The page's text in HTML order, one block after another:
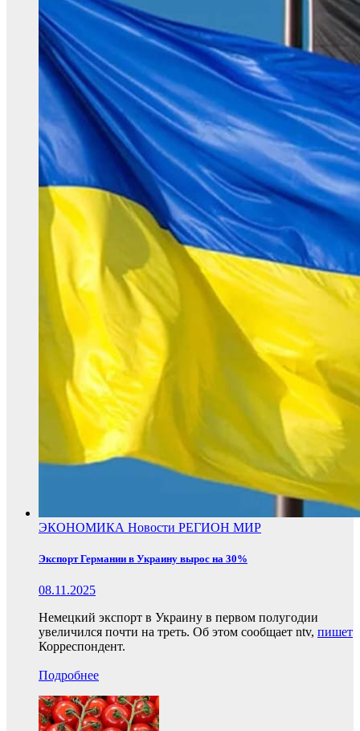
ЭКОНОМИКА Новости РЕГИОН МИР
Экспорт Германии в Украину вырос на 30%
08.11.2025
Немецкий экспорт в Украину в первом полугодии
увеличился почти на треть. Об этом сообщает ntv, пишет
Корреспондент.
Подробнее